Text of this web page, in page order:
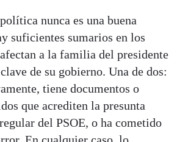
nunca es una buena
suficientes sumarios en los
a la familia del presidente
de su gobierno. Una de dos:
tiene documentos o
que acrediten la presunta
del PSOE, o ha cometido